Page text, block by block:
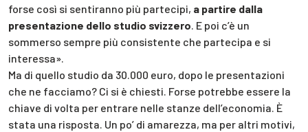
forse così si sentiranno più partecipi, a partire dalla
presentazione dello studio svizzero . E poi c’è un
sommerso sempre più consistente che partecipa e si
interessa».
Ma di quello studio da 30.000 euro, dopo le presentazioni
che ne facciamo? Ci si è chiesti. Forse potrebbe essere la
chiave di volta per entrare nelle stanze dell’economia. È
stata una risposta. Un po’ di amarezza, ma per altri motivi,